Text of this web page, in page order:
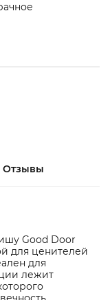
Отзывы
Good Door
для ценителей
для
лежит